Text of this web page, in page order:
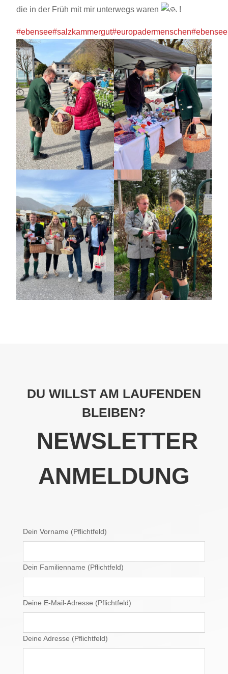
die in der Früh mit mir unterwegs waren
!
#ebensee#salzkammergut#europadermenschen
DU WILLST AM LAUFENDEN
BLEIBEN?
NEWSLETTER
ANMELDUNG
Dein Vorname (Pflichtfeld)
Dein Familienname (Pflichtfeld)
Deine E-Mail-Adresse (Pflichtfeld)
Deine Adresse (Pflichtfeld)